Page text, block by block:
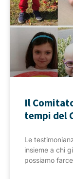
Il
tempi del
Le
insieme a chi
possiamo